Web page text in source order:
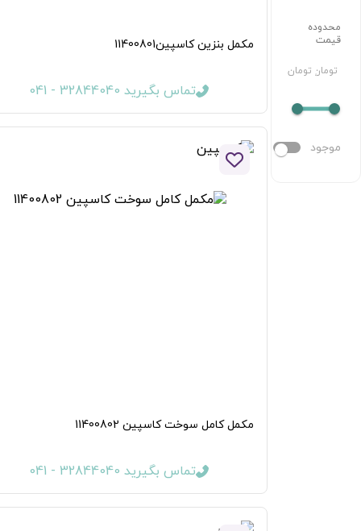
تومان
مکمل بنزین کاسپین11400801
تماس بگیرید 32844040 - 041
افزودن به لیست علاقه مندی ها
مکمل کامل سوخت کاسپین 11400802
تماس بگیرید 32844040 - 041